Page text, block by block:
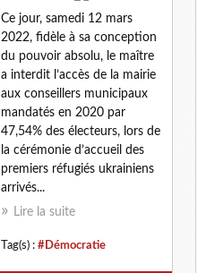
Ce jour, samedi 12 mars
2022, fidèle à sa conception
du pouvoir absolu, le maître
a interdit l’accès de la mairie
aux conseillers municipaux
mandatés en 2020 par
47,54% des électeurs, lors de
la cérémonie d’accueil des
premiers réfugiés ukrainiens
arrivés...
Lire la suite
Tag(s) : #Démocratie